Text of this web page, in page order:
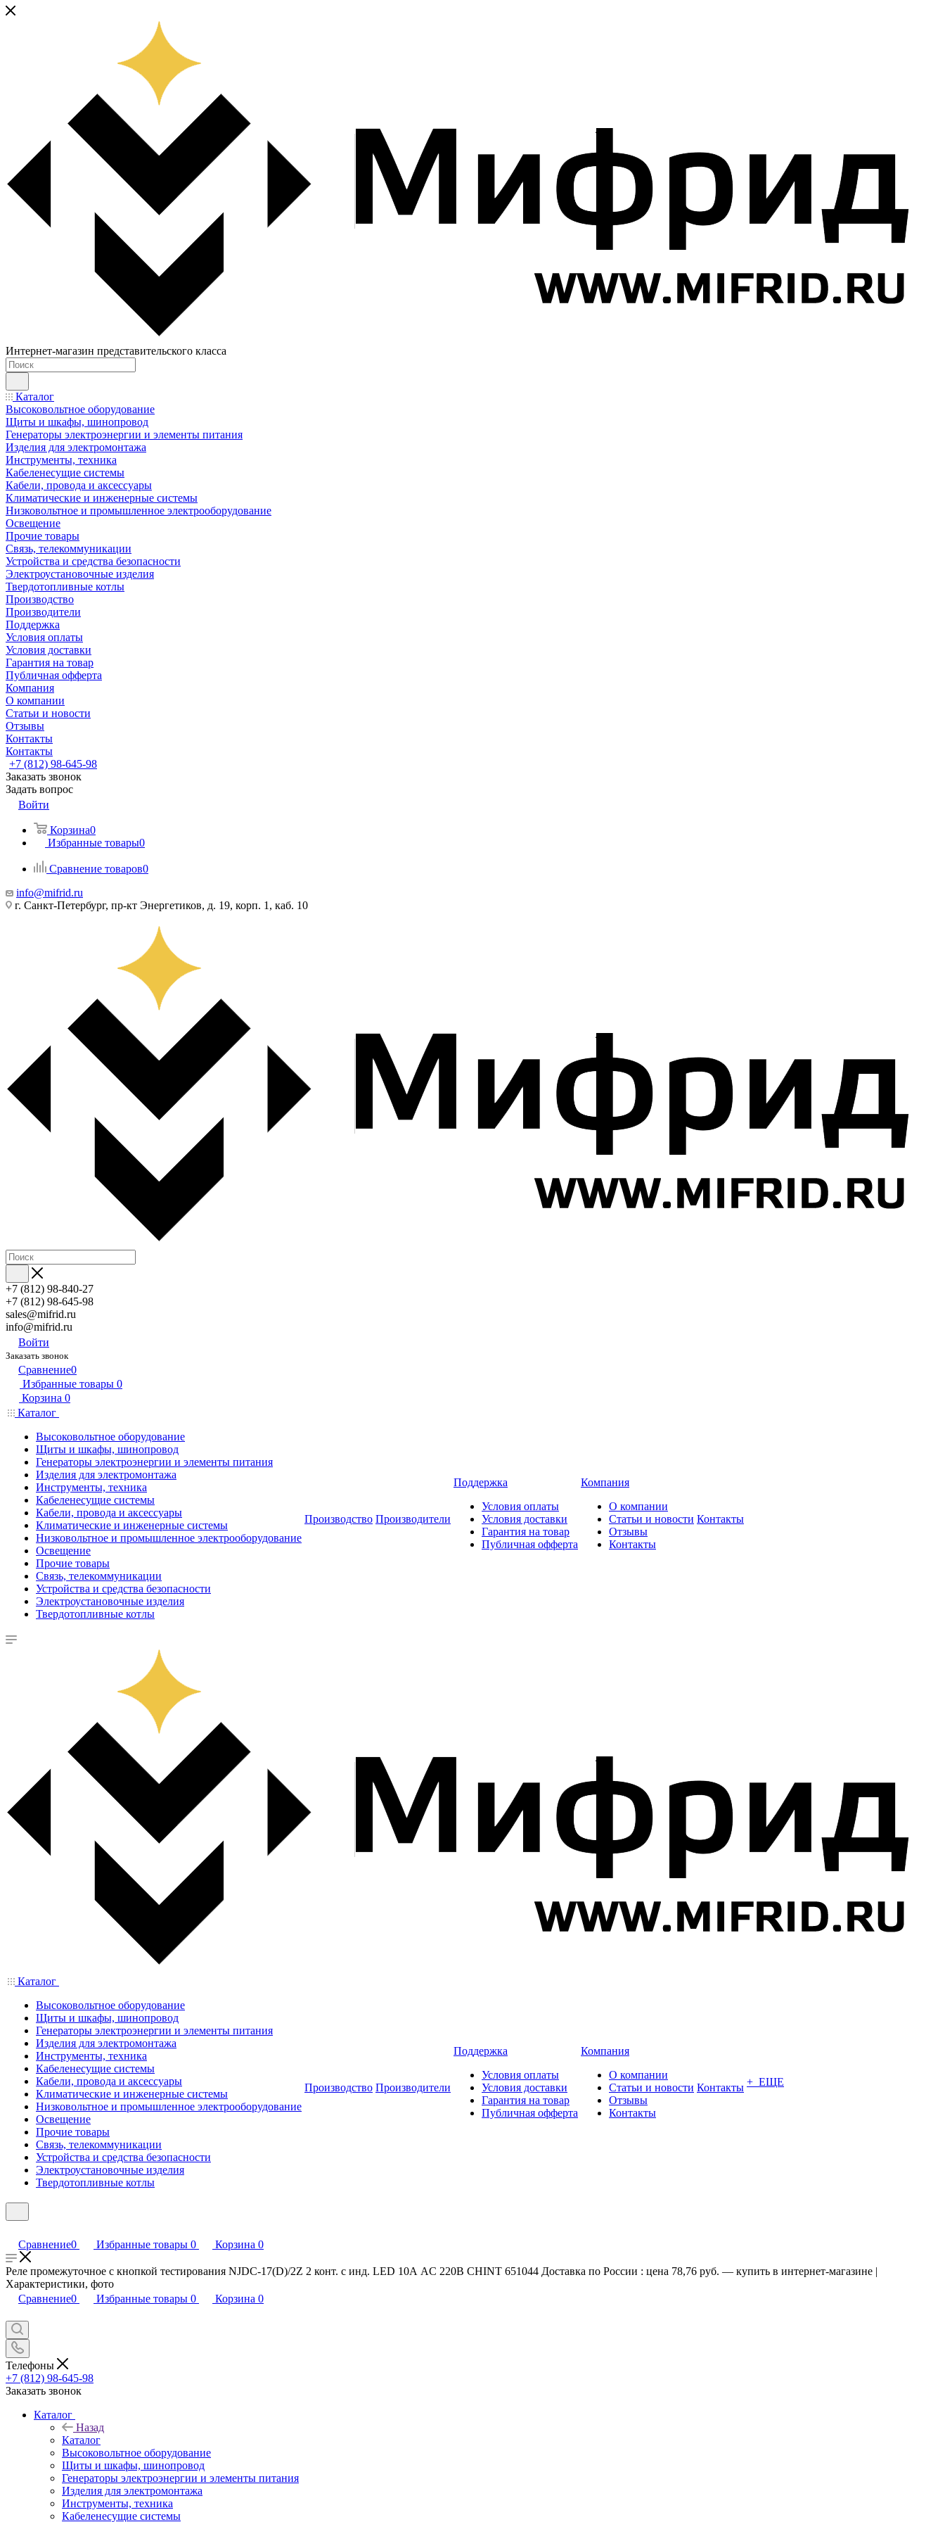
Интернет-магазин представительского класса
Каталог
Высоковольтное оборудование
Щиты и шкафы, шинопровод
Генераторы электроэнергии и элементы питания
Изделия для электромонтажа
Инструменты, техника
Кабеленесущие системы
Кабели, провода и аксессуары
Климатические и инженерные системы
Низковольтное и промышленное электрооборудование
Освещение
Прочие товары
Связь, телекоммуникации
Устройства и средства безопасности
Электроустановочные изделия
Твердотопливные котлы
Производство
Производители
Поддержка
Условия оплаты
Условия доставки
Гарантия на товар
Публичная офферта
Компания
О компании
Статьи и новости
Отзывы
Контакты
Контакты
+7 (812) 98-645-98
Заказать звонок
Задать вопрос
Войти
Корзина0
Избранные товары0
Сравнение товаров0
info@mifrid.ru
г. Санкт-Петербург, пр-кт Энергетиков, д. 19, корп. 1, каб. 10
+7 (812) 98-840-27
+7 (812) 98-645-98
sales@mifrid.ru
info@mifrid.ru
Войти
Заказать звонок
Сравнение0
Избранные товары 0
Корзина 0
Каталог
Высоковольтное оборудование
Щиты и шкафы, шинопровод
Генераторы электроэнергии и элементы питания
Изделия для электромонтажа
Инструменты, техника
Кабеленесущие системы
Кабели, провода и аксессуары
Климатические и инженерные системы
Низковольтное и промышленное электрооборудование
Освещение
Прочие товары
Связь, телекоммуникации
Устройства и средства безопасности
Электроустановочные изделия
Твердотопливные котлы
Производство Производители
Поддержка
Условия оплаты
Условия доставки
Гарантия на товар
Публичная офферта
Компания
О компании
Статьи и новости
Отзывы
Контакты
Контакты
Каталог
Высоковольтное оборудование
Щиты и шкафы, шинопровод
Генераторы электроэнергии и элементы питания
Изделия для электромонтажа
Инструменты, техника
Кабеленесущие системы
Кабели, провода и аксессуары
Климатические и инженерные системы
Низковольтное и промышленное электрооборудование
Освещение
Прочие товары
Связь, телекоммуникации
Устройства и средства безопасности
Электроустановочные изделия
Твердотопливные котлы
Производство Производители
Поддержка
Условия оплаты
Условия доставки
Гарантия на товар
Публичная офферта
Компания
О компании
Статьи и новости
Отзывы
Контакты
Контакты + ЕЩЕ
Сравнение0 Избранные товары 0 Корзина 0
Реле промежуточное с кнопкой тестирования NJDC-17(D)/2Z 2 конт. с инд. LED 10А AC 220В CHINT 651044 Доставка по России : цена 78,76 руб. — купить в интернет-магазине |
Характеристики, фото
Сравнение0 Избранные товары 0 Корзина 0
Телефоны
+7 (812) 98-645-98
Заказать звонок
Каталог
Назад
Каталог
Высоковольтное оборудование
Щиты и шкафы, шинопровод
Генераторы электроэнергии и элементы питания
Изделия для электромонтажа
Инструменты, техника
Кабеленесущие системы